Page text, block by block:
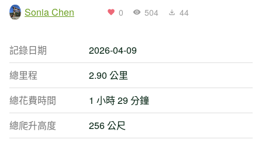
Sonia Chen 0 504 44
記錄日期
2026-04-09
總里程
2.90 公里
總花費時間
1 小時 29 分鐘
總爬升高度
256 公尺